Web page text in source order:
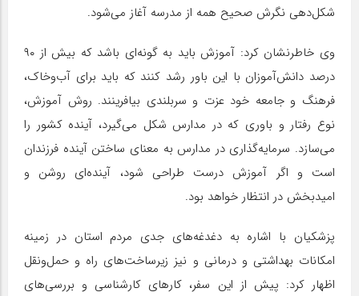
شکل‌دهی نگرش صحیح همه از مدرسه آغاز می‌شود.
وی خاطرنشان کرد: آموزش باید به گونه‌ای باشد که بیش از ۹۰
درصد دانش‌آموزان با این باور رشد کنند که باید برای آب‌وخاک،
فرهنگ و جامعه خود عزت و سربلندی بیافرینند. روش آموزش،
نوع رفتار و باوری که در مدارس شکل می‌گیرد، آینده کشور را
می‌سازد. سرمایه‌گذاری در مدارس به معنای ساختن آینده فرزندان
است و اگر آموزش درست طراحی شود، آینده‌ای روشن و
امیدبخش در انتظار خواهد بود.
پزشکیان با اشاره به دغدغه‌های جدی مردم استان در زمینه
امکانات بهداشتی و درمانی و نیز زیرساخت‌های راه و حمل‌ونقل
اظهار کرد: پیش از این سفر، کارهای کارشناسی و بررسی‌های